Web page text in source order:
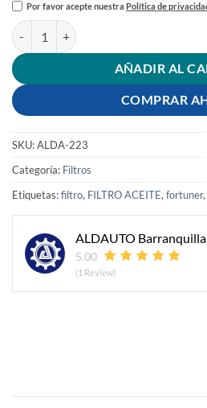
Por favor acepte nuestraPolítica de
FILTRO ACEITE TOYOTA 10
AÑADIR AL
COMPRAR
SKU:ALDA-223
Categoría: Filtros
Etiquetas:filtro, FILTRO ACEITE,fortuner,
ALDAUTO Barranquilla
5.00
(1 Review)